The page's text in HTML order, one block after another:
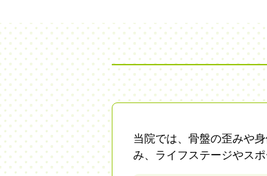
当院では、骨盤の歪みや
み、ライフステージやス